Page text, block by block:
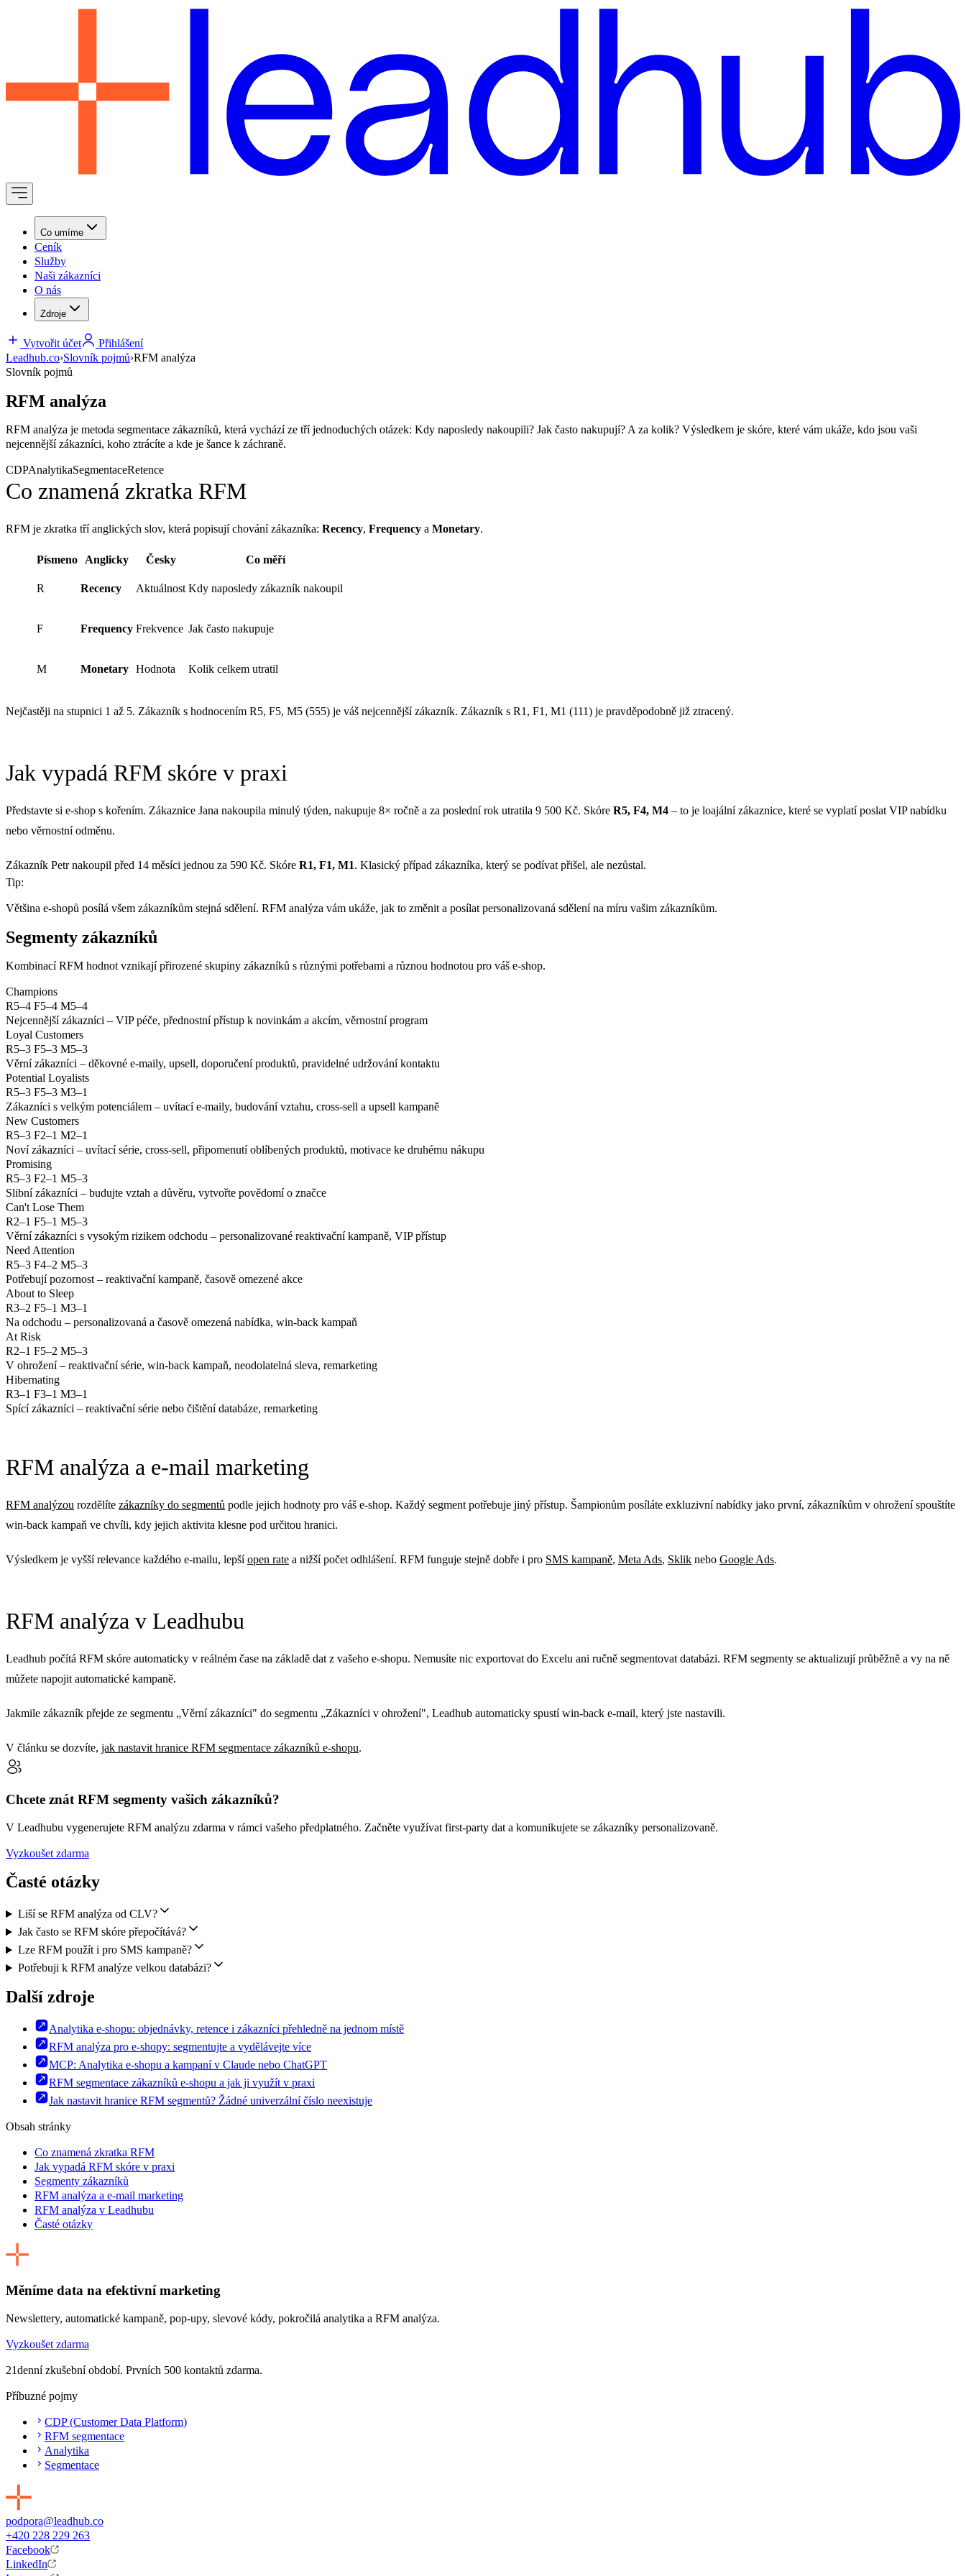
Co umíme
Ceník
Služby
Naši zákazníci
O nás
Zdroje
Vytvořit účet
Přihlášení
Leadhub.co›Slovník pojmů›RFM analýza
Slovník pojmů
RFM analýza
RFM analýza je metoda segmentace zákazníků, která vychází ze tří jednoduchých otázek: Kdy naposledy nakoupili? Jak často nakupují? A za kolik? Výsledkem je skóre, které vám ukáže, kdo jsou vaši
nejcennější zákazníci, koho ztrácíte a kde je šance k záchraně.
CDPAnalytikaSegmentaceRetence
Co znamená zkratka RFM
RFM je zkratka tří anglických slov, která popisují chování zákazníka: Recency, Frequency a Monetary.
Písmeno Anglicky Česky Co měří
R Recency Aktuálnost Kdy naposledy zákazník nakoupil
F Frequency Frekvence Jak často nakupuje
M Monetary Hodnota Kolik celkem utratil
Nejčastěji na stupnici 1 až 5. Zákazník s hodnocením R5, F5, M5 (555) je váš nejcennější zákazník. Zákazník s R1, F1, M1 (111) je pravděpodobně již ztracený.
Jak vypadá RFM skóre v praxi
Představte si e-shop s kořením. Zákaznice Jana nakoupila minulý týden, nakupuje 8× ročně a za poslední rok utratila 9 500 Kč. Skóre R5, F4, M4 – to je loajální zákaznice, které se vyplatí poslat VIP nabídku
nebo věrnostní odměnu.
Zákazník Petr nakoupil před 14 měsíci jednou za 590 Kč. Skóre R1, F1, M1. Klasický případ zákazníka, který se podívat přišel, ale nezůstal.
Tip:
Většina e-shopů posílá všem zákazníkům stejná sdělení. RFM analýza vám ukáže, jak to změnit a posílat personalizovaná sdělení na míru vašim zákazníkům.
Segmenty zákazníků
Kombinací RFM hodnot vznikají přirozené skupiny zákazníků s různými potřebami a různou hodnotou pro váš e-shop.
Champions
R5–4 F5–4 M5–4
Nejcennější zákazníci – VIP péče, přednostní přístup k novinkám a akcím, věrnostní program
Loyal Customers
R5–3 F5–3 M5–3
Věrní zákazníci – děkovné e-maily, upsell, doporučení produktů, pravidelné udržování kontaktu
Potential Loyalists
R5–3 F5–3 M3–1
Zákazníci s velkým potenciálem – uvítací e-maily, budování vztahu, cross-sell a upsell kampaně
New Customers
R5–3 F2–1 M2–1
Noví zákazníci – uvítací série, cross-sell, připomenutí oblíbených produktů, motivace ke druhému nákupu
Promising
R5–3 F2–1 M5–3
Slibní zákazníci – budujte vztah a důvěru, vytvořte povědomí o značce
Can't Lose Them
R2–1 F5–1 M5–3
Věrní zákazníci s vysokým rizikem odchodu – personalizované reaktivační kampaně, VIP přístup
Need Attention
R5–3 F4–2 M5–3
Potřebují pozornost – reaktivační kampaně, časově omezené akce
About to Sleep
R3–2 F5–1 M3–1
Na odchodu – personalizovaná a časově omezená nabídka, win-back kampaň
At Risk
R2–1 F5–2 M5–3
V ohrožení – reaktivační série, win-back kampaň, neodolatelná sleva, remarketing
Hibernating
R3–1 F3–1 M3–1
Spící zákazníci – reaktivační série nebo čištění databáze, remarketing
RFM analýza a e-mail marketing
RFM analýzou rozdělíte zákazníky do segmentů podle jejich hodnoty pro váš e-shop. Každý segment potřebuje jiný přístup. Šampionům posíláte exkluzivní nabídky jako první, zákazníkům v ohrožení spouštíte
win-back kampaň ve chvíli, kdy jejich aktivita klesne pod určitou hranici.
Výsledkem je vyšší relevance každého e-mailu, lepšíopen rate a nižší počet odhlášení. RFM funguje stejně dobře i pro SMS kampaně, Meta Ads, Sklik nebo Google Ads.
RFM analýza v Leadhubu
Leadhub počítá RFM skóre automaticky v reálném čase na základě dat z vašeho e-shopu. Nemusíte nic exportovat do Excelu ani ručně segmentovat databázi. RFM segmenty se aktualizují průběžně a vy na ně
můžete napojit automatické kampaně.
Jakmile zákazník přejde ze segmentu „Věrní zákazníci" do segmentu „Zákazníci v ohrožení", Leadhub automaticky spustí win-back e-mail, který jste nastavili.
V článku se dozvíte, jak nastavit hranice RFM segmentace zákazníků e-shopu.
Chcete znát RFM segmenty vašich zákazníků?
V Leadhubu vygenerujete RFM analýzu zdarma v rámci vašeho předplatného. Začněte využívat first-party dat a komunikujete se zákazníky personalizovaně.
Vyzkoušet zdarma
Časté otázky
Liší se RFM analýza od CLV?
Jak často se RFM skóre přepočítává?
Lze RFM použít i pro SMS kampaně?
Potřebuji k RFM analýze velkou databázi?
Další zdroje
Analytika e-shopu: objednávky, retence i zákazníci přehledně na jednom místě
RFM analýza pro e-shopy: segmentujte a vydělávejte více
MCP: Analytika e-shopu a kampaní v Claude nebo ChatGPT
RFM segmentace zákazníků e-shopu a jak ji využít v praxi
Jak nastavit hranice RFM segmentů? Žádné univerzální číslo neexistuje
Obsah stránky
Co znamená zkratka RFM
Jak vypadá RFM skóre v praxi
Segmenty zákazníků
RFM analýza a e-mail marketing
RFM analýza v Leadhubu
Časté otázky
Měníme data na efektivní marketing
Newslettery, automatické kampaně, pop-upy, slevové kódy, pokročilá analytika a RFM analýza.
Vyzkoušet zdarma
21denní zkušební období. Prvních 500 kontaktů zdarma.
Příbuzné pojmy
CDP (Customer Data Platform)
RFM segmentace
Analytika
Segmentace
podpora@leadhub.co
+420 228 229 263
Facebook
LinkedIn